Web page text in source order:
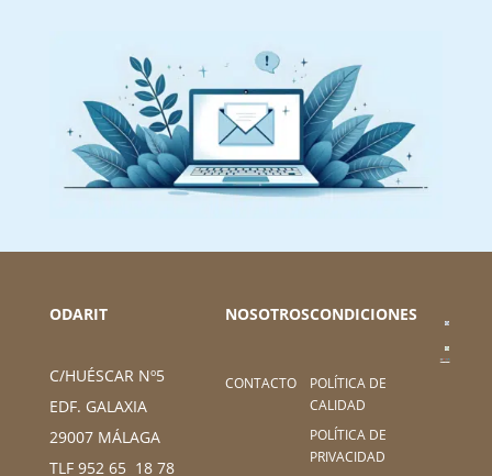
ODARIT
C/HUÉSCAR Nº5
EDF. GALAXIA
29007 MÁLAGA
TLF 952 65 18 78
NOSOTROS
CONTACTO
CONDICIONES
POLÍTICA DE
CALIDAD
POLÍTICA DE
PRIVACIDAD